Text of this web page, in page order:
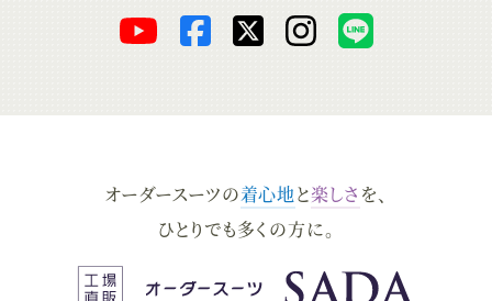
オ
ー
ス
オ
ー
ス
オ
ー
ス
オ
ー
ス
ス
オーダースーツの着心地と楽しさ を、
ひとりでも多くの方に。